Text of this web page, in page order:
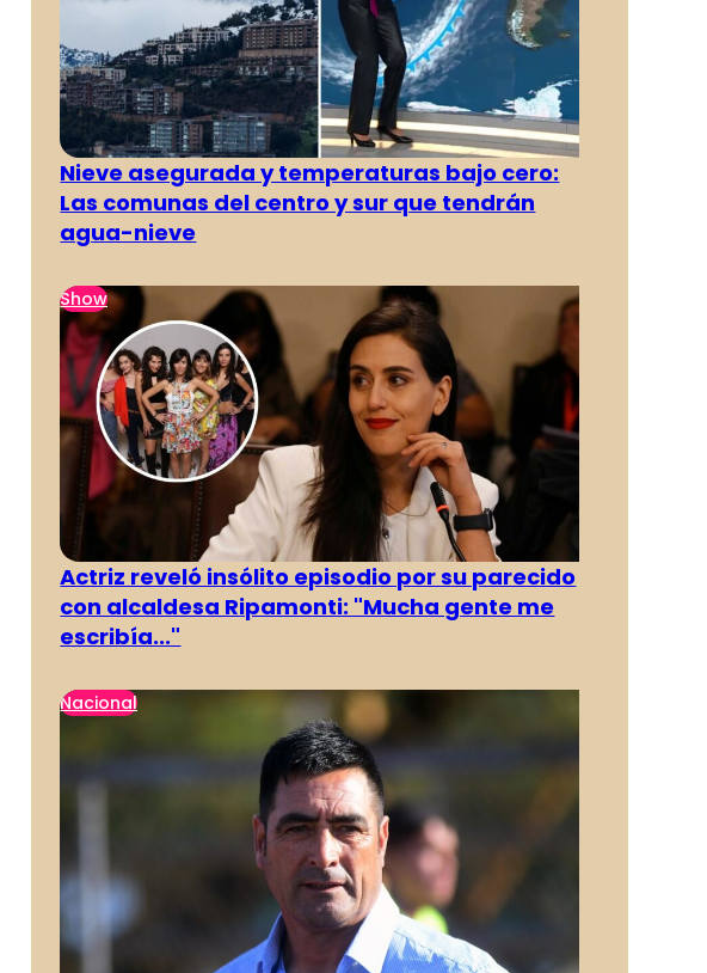
Nieve asegurada y temperaturas bajo cero:
Las comunas del centro y sur que tendrán
agua-nieve
Show
Actriz reveló insólito episodio por su parecido
con alcaldesa Ripamonti: "Mucha gente me
escribía..."
Nacional